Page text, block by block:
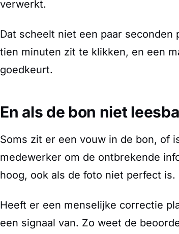
verwerkt.
Dat scheelt niet een paar
tien minuten zit te klikken, en een
goedkeurt.
En als de bon niet
Soms zit er een vouw in de bon, of
medewerker om de ontbrekende
hoog, ook als de foto niet perfect is.
Heeft er een menselijke correctie
een signaal van. Zo weet de